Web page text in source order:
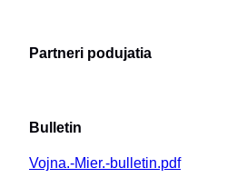
Partneri podujatia
Bulletin
Vojna.-Mier.-bulletin.pdf